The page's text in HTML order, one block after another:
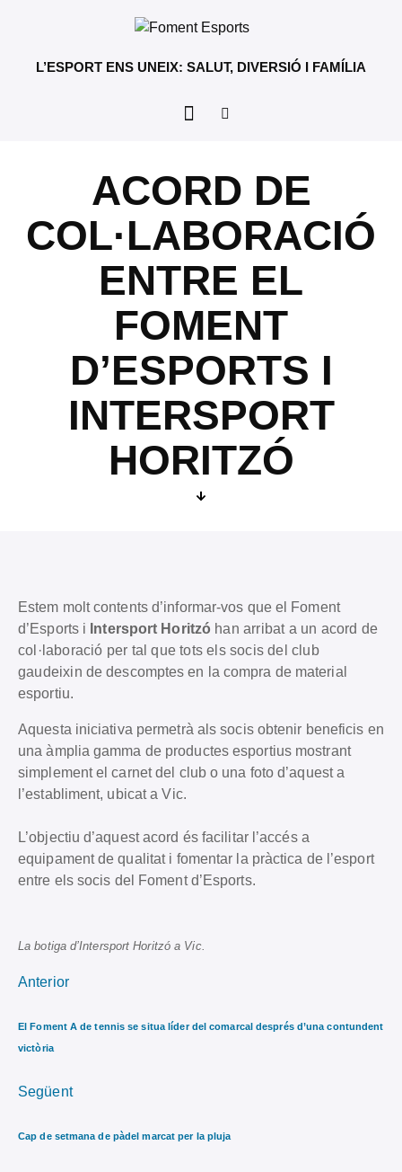
L’ESPORT ENS UNEIX: SALUT, DIVERSIÓ I FAMÍLIA
ACORD DE
COL·LABORACIÓ
ENTRE EL
FOMENT
D’ESPORTS I
INTERSPORT
HORITZÓ
Estem molt contents d’informar-vos que el Foment
d’Esports i Intersport Horitzó han arribat a un acord de
col·laboració per tal que tots els socis del club
gaudeixin de descomptes en la compra de material
esportiu.
Aquesta iniciativa permetrà als socis obtenir beneficis en
una àmplia gamma de productes esportius mostrant
simplement el carnet del club o una foto d’aquest a
l’establiment, ubicat a Vic.
L’objectiu d’aquest acord és facilitar l’accés a
equipament de qualitat i fomentar la pràctica de l’esport
entre els socis del Foment d’Esports.
La botiga d’Intersport Horitzó a Vic.
Anterior
El Foment A de tennis se situa líder del comarcal després d’una contundent
victòria
Següent
Cap de setmana de pàdel marcat per la pluja